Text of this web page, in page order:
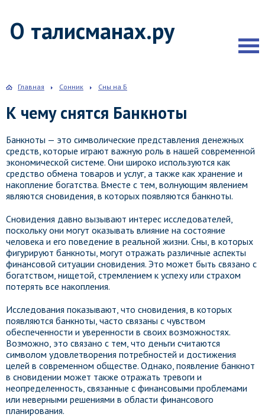
О талисманах.ру
Главная Сонник Сны на Б
К чему снятся Банкноты
Банкноты — это символические представления денежных
средств, которые играют важную роль в нашей современной
экономической системе. Они широко используются как
средство обмена товаров и услуг, а также как хранение и
накопление богатства. Вместе с тем, волнующим явлением
являются сновидения, в которых появляются банкноты.
Сновидения давно вызывают интерес исследователей,
поскольку они могут оказывать влияние на состояние
человека и его поведение в реальной жизни. Сны, в которых
фигурируют банкноты, могут отражать различные аспекты
финансовой ситуации сновидения. Это может быть связано с
богатством, нищетой, стремлением к успеху или страхом
потерять все накопления.
Исследования показывают, что сновидения, в которых
появляются банкноты, часто связаны с чувством
обеспеченности и уверенности в своих возможностях.
Возможно, это связано с тем, что деньги считаются
символом удовлетворения потребностей и достижения
целей в современном обществе. Однако, появление банкнот
в сновидении может также отражать тревоги и
неопределенность, связанные с финансовыми проблемами
или неверными решениями в области финансового
планирования.